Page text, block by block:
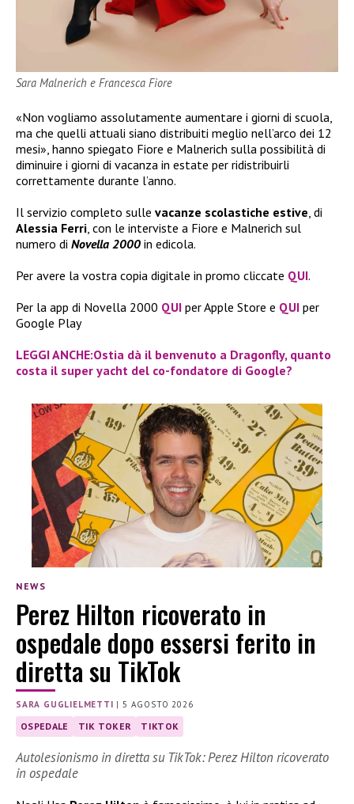
Sara Malnerich e Francesca Fiore
«Non vogliamo assolutamente aumentare i giorni di scuola,
ma che quelli attuali siano distribuiti meglio nell’arco dei 12
mesi», hanno spiegato Fiore e Malnerich sulla possibilità di
diminuire i giorni di vacanza in estate per ridistribuirli
correttamente durante l’anno.
Il servizio completo sulle vacanze scolastiche estive, di
Alessia Ferri, con le interviste a Fiore e Malnerich sul
numero di Novella 2000 in edicola.
Per avere la vostra copia digitale in promo cliccate QUI.
Per la app di Novella 2000 QUI per Apple Store e QUI per
Google Play
LEGGI ANCHE:Ostia dà il benvenuto a Dragonfly, quanto
costa il super yacht del co-fondatore di Google?
NEWS
Perez Hilton ricoverato in
ospedale dopo essersi ferito in
diretta su TikTok
SARA GUGLIELMETTI | 5 AGOSTO 2026
OSPEDALE TIK TOKER TIKTOK
Autolesionismo in diretta su TikTok: Perez Hilton ricoverato
in ospedale